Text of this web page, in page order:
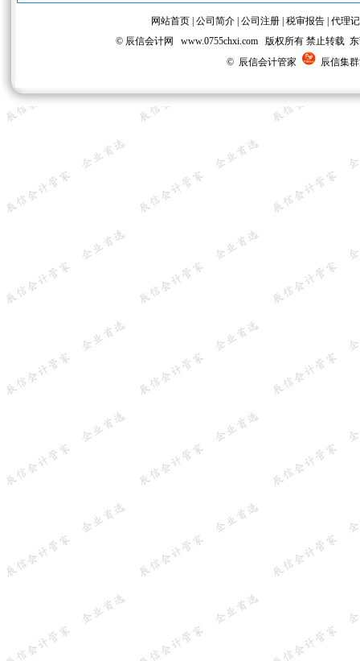
网站首页 公司简介 公司注册 税审报告 代理
© 辰信会计网 www.0755chxi.com 版权所有 禁止转载
© 辰信会计管家
辰信集